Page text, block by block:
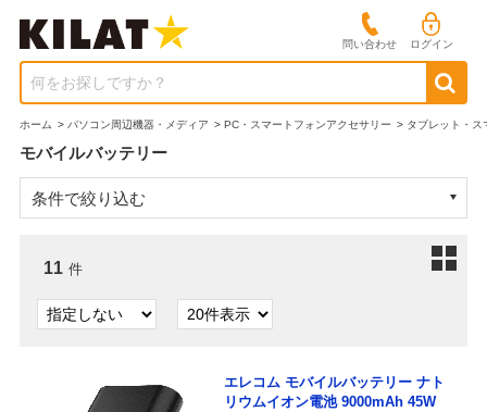
問い合わせ ログイン
何をお探しですか？
ホーム > パソコン周辺機器・メディア > PC・スマートフォンアクセサリー > タブレット・ス
モバイルバッテリー
条件で絞り込む
11 件
エレコム モバイルバッテリー ナト
リウムイオン電池 9000mAh 45W